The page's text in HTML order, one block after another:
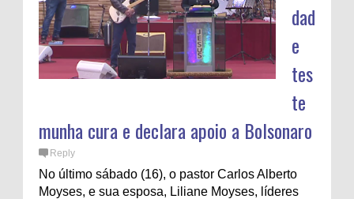
dad
e
tes
te
munha cura e declara apoio a Bolsonaro
Reply
No último sábado (16), o pastor Carlos Alberto
Moyses, e sua esposa, Liliane Moyses, líderes